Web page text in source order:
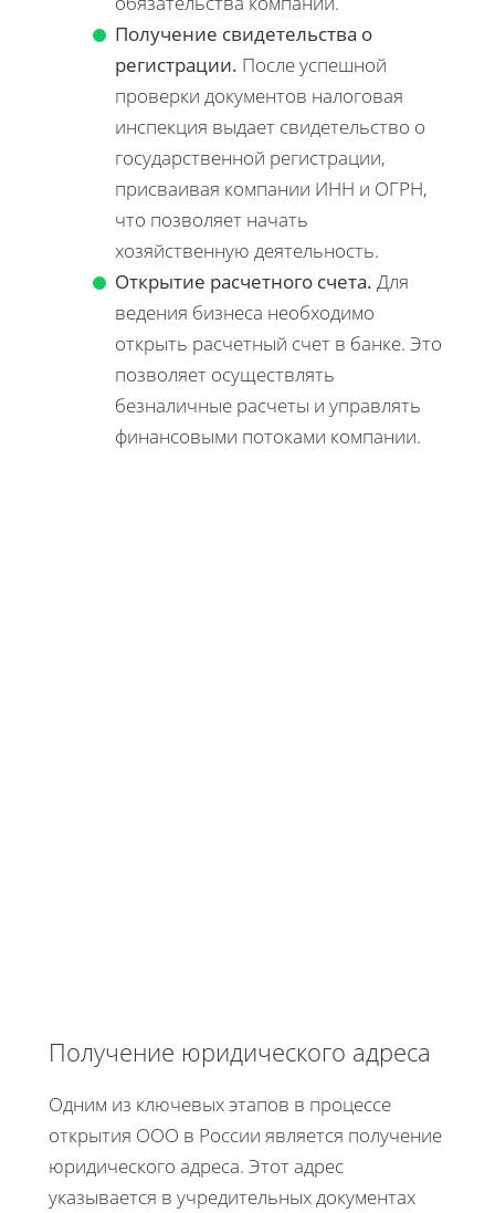
Получение свидетельства о
регистрации. После успешной
проверки документов налоговая
инспекция выдает свидетельство о
государственной регистрации,
присваивая компании ИНН и ОГРН,
что позволяет начать
хозяйственную деятельность.
Открытие расчетного счета. Для
ведения бизнеса необходимо
открыть расчетный счет в банке. Это
позволяет осуществлять
безналичные расчеты и управлять
финансовыми потоками компании.
Получение юридического адреса
Одним из ключевых этапов в процессе
открытия ООО в России является получение
юридического адреса. Этот адрес
указывается в учредительных документах